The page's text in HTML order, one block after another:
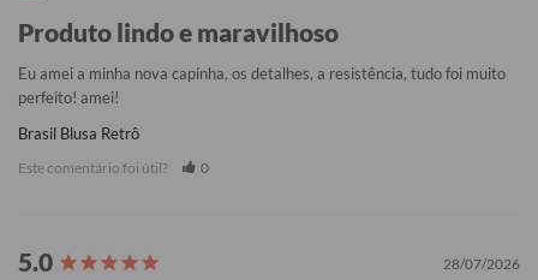
Produto lindo e maravilhoso
Eu amei a minha nova capinha, os detalhes, a resistência, tudo foi muito
perfeito! amei!
Brasil Blusa Retrô
Este comentário foi útil? 0
28/07/2026